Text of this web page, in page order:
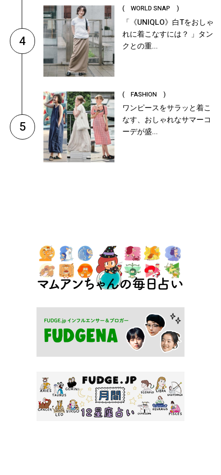
4
( WORLD SNAP )
「《UNIQLO》白Tをおしゃ
れに着こなすには？ 」タン
クとの重...
5
( FASHION )
ワンピースをサラッと着こ
なす、おしゃれなサマーコ
ーデが盛...